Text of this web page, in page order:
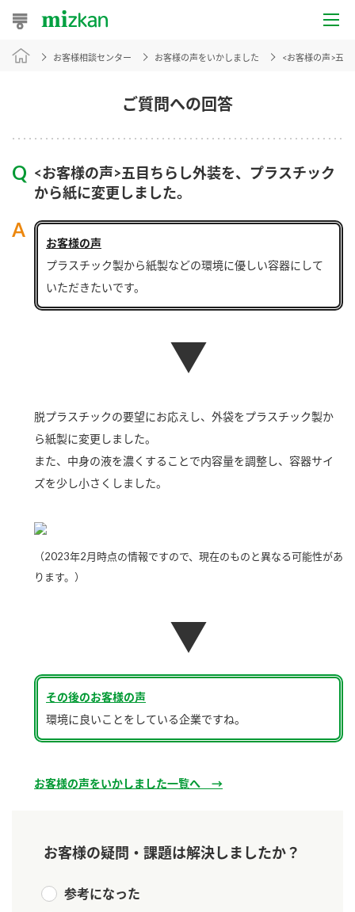
おうちレシピ
レシピ特集
レシピカテゴリ一覧
商品からレシピを探す
商品情報
みりん風・料理酒
つゆ
クイック調味料 レモン果汁
ブランド・スペシャルサイト
ブランド・スペシャルサイト トップ
Fibee（ファイビー）
くらしプラ酢
カンタン酢
かおりの蔵
つゆ
納豆のサイト
千夜
スペシャルサイト
国内事業概要
ミツカンの歴史
環境への取り組み
ZENB initiative
採用情報
ニュースリリース
お客様相談センター
販売終了製品のご案内
よくあるご質問
ご質問への回答
お客様相談センター お客様の声をいかしました <お客様の声>五
<お客様の声>五目ちらし外装を、プラスチック
から紙に変更しました。
お客様の声
プラスチック製から紙製などの環境に優しい容器にして
いただきたいです。
▼
脱プラスチックの要望にお応えし、外袋をプラスチック製か
ら紙製に変更しました。
また、中身の液を濃くすることで内容量を調整し、容器サイ
ズを少し小さくしました。
（2023年2月時点の情報ですので、現在のものと異なる可能性があ
ります。）
▼
その後のお客様の声
環境に良いことをしている企業ですね。
お客様の声をいかしました一覧へ →
お客様の疑問・課題は解決しましたか？
参考になった